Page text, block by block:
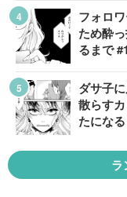
フォロ
ため酔
るまで
ダサ子
散らす
たになる
ラ